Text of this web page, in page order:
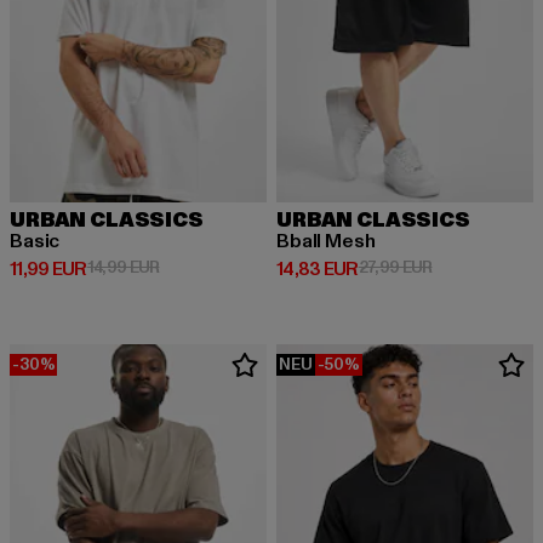
URBAN CLASSICS
Basic
11,99 EUR
Derzeitiger Preis: 11,99 EUR
14,99 EURAktionspreis: 14,99 EUR
URBAN CLASSICS
Bball Mesh
14,83 EUR
Derzeitiger Preis: 14,83 EUR
27,99 EURAktionspreis:
-30% NEU -50%